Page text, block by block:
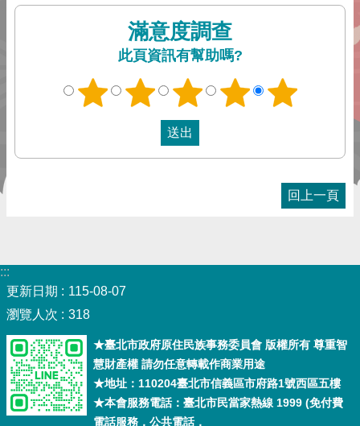
滿意度調查
此頁資訊有幫助嗎?
回上一頁
:::
更新日期
115-08-07
瀏覽人次
318
★臺北市政府原住民族事務委員會 版權所有 尊重智
慧財產權 請勿任意轉載作商業用途
★地址：110204臺北市信義區市府路1號西區五樓
★本會服務電話：臺北市民當家熱線 1999 (免付費
電話服務，公共電話，